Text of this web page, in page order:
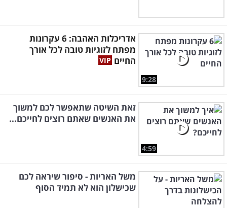
9:28
אדריכלות האהבה: 6 עקרונות
מפתח לזוגיות טובה לכל אורך
החיים
4:59
זאת השיטה שתאפשר לכם למשוך
את האנשים שאתם רוצים לחייכם...
משל האריות - סיפור שיראה לכם
שכישלון הוא לא תמיד הסוף